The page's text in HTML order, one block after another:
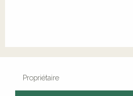
Propriétaire